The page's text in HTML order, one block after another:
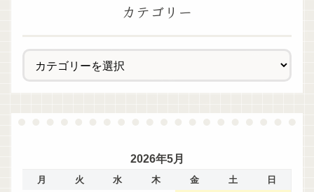
カテゴリー
2026年5月
月 火 水 木 金 土
日